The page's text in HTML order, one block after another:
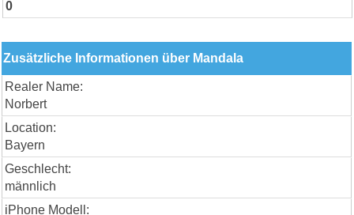
0
Zusätzliche Informationen über Mandala
Realer Name:
Norbert
Location:
Bayern
Geschlecht:
männlich
iPhone Modell: